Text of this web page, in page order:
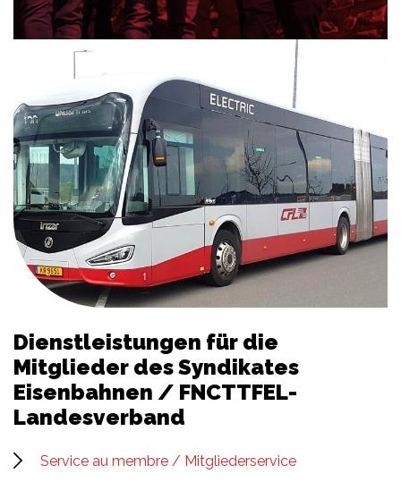
Dienstleistungen für die
Mitglieder des Syndikates
Eisenbahnen / FNCTTFEL-
Landesverband
Service au membre / Mitgliederservice